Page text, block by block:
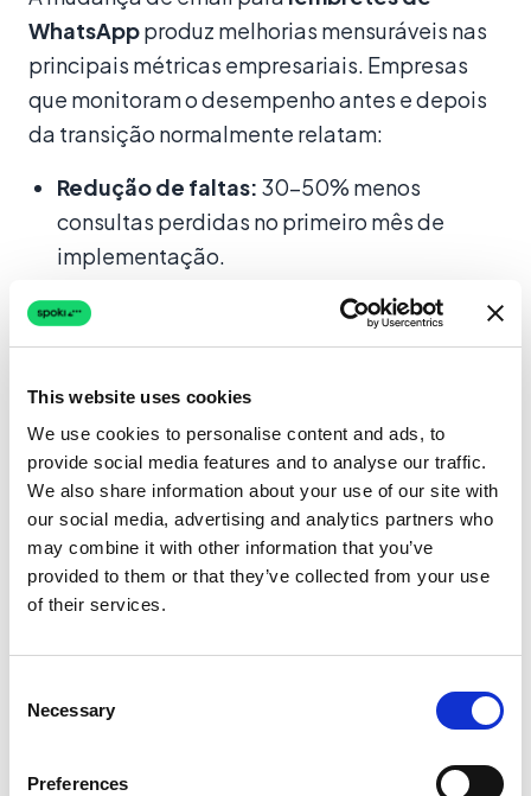
This website uses cookies
We use cookies to personalise content and ads, to
provide social media features and to analyse our traffic.
We also share information about your use of our site with
our social media, advertising and analytics partners who
may combine it with other information that you’ve
provided to them or that they’ve collected from your use
of their services.
Selection
Necessary
Preferences
WhatsAppproduz melhorias mensuráveis nas
principais métricas empresariais. Empresas
que monitoram o desempenho antes e depois
da transição normalmente relatam:
Redução de faltas: 30–50% menos
consultas perdidas no primeiro mês de
implementação.
Velocidade de recebimento:o prazo
médio de pagamento cai 40% quando os
Taxas de renovação:
assinaturas aumentam 15–25% com
lembretes de WhatsApp oportunos.
Presença em eventos:20–35% mais
comparecimento quando lembretes de
WhatsApp substituem ou complementam
sua situação específica usando a
calculadora
faltas ou atrasos de pagamento cobre